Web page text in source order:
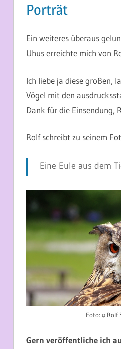
Porträt
Ein weiteres überaus
Uhus erreichte mich von
Ich liebe ja diese großen,
Vögel mit den
Dank für die Einsendung,
Rolf schreibt zu seinem
Eine Eule aus dem
Foto: © Rolf
Gern veröffentliche ich